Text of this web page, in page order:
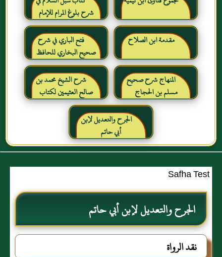
شرح بلوغ المرام للإمام
الصنعاني رحمه الله
مقدمة ابن الصلاح
فتح الباري في شرح
صحيح البخاري للحافظ
ابن حجر العسقلاني
المنهاج شرح صحيح
مسلم بن الحجاج
شرح الشيخ محمد بن
صالح العثيمين لكتاب
رياض الصالحين للإمام
النووي رحمهم الله تعالىالجرح والتعديل لإبن
أبي حاتم
Safha Test
الجرح والتعديل لإبن أبي حاتم
نقد الرواة